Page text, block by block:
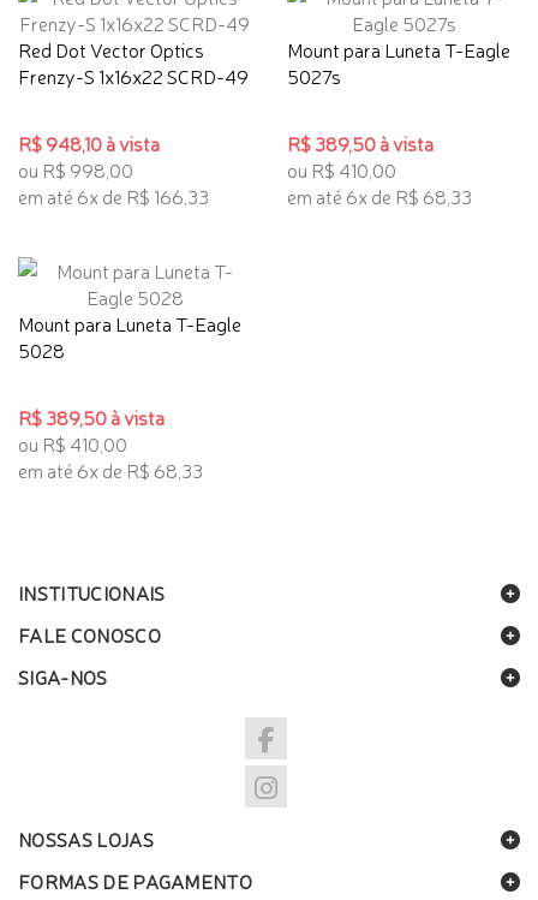
Red Dot Vector Optics
Frenzy-S 1x16x22 SCRD-49
R$ 948,10 à vista
ou R$ 998,00
em até 6x de R$ 166,33
Mount para Luneta T-Eagle
5027s
R$ 389,50 à vista
ou R$ 410,00
em até 6x de R$ 68,33
Mount para Luneta T-Eagle
5028
R$ 389,50 à vista
ou R$ 410,00
em até 6x de R$ 68,33
INSTITUCIONAIS
FALE CONOSCO
SIGA-NOS
NOSSAS LOJAS
FORMAS DE PAGAMENTO